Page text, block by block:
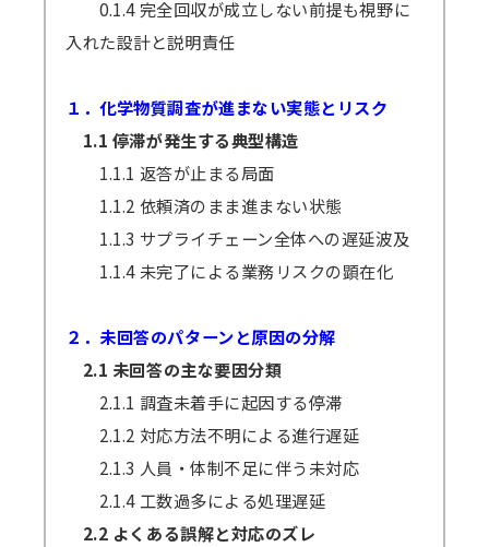
0.1.4 完全回収が成立しない前提も視野に
入れた設計と説明責任
１．化学物質調査が進まない実態とリスク
1.1 停滞が発生する典型構造
1.1.1 返答が止まる局面
1.1.2 依頼済のまま進まない状態
1.1.3 サプライチェーン全体への遅延波及
1.1.4 未完了による業務リスクの顕在化
２．未回答のパターンと原因の分解
2.1 未回答の主な要因分類
2.1.1 調査未着手に起因する停滞
2.1.2 対応方法不明による進行遅延
2.1.3 人員・体制不足に伴う未対応
2.1.4 工数過多による処理遅延
2.2 よくある誤解と対応のズレ